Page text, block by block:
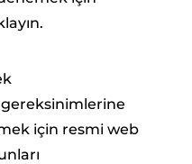
için resmi web